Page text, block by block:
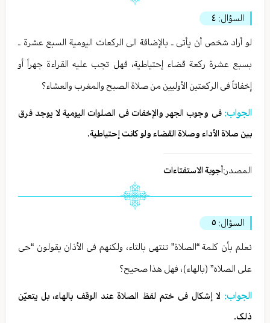
السؤال: ٤
لو أراد شخص أن یأتی ـ بالإضافة الی الرکعات الیومیة السبع عشرة ـ
بسبع عشرة رکعة قضاء إحتیاطیة، فهل تجب علیه القراءة جهراً أو
إخفاتاً فی الرکعتین الأولیین من صلاة الصبح والمغرب والعشاء؟
الجواب:فی وجوب الجهر والإخفات فی الصلوات الیومیة لا یوجد فرق
بین صلاة الأداء وصلاة القضاء ولو کانت إحتیاطیة.
المصدر:أجوبة الاستفتاءات
السؤال: ٥
نعلم بأن کلمة “الصلاة” تنتهی بالتاء، ولکنهم فی الأذان یقولون “حی
علی الصلاه” (بالهاء)، فهل هذا صحیح؟
الجواب: لا إشکال فی ختم لفظ الصلاة عند الوقف بالهاء، بل یتعیّن
ذلک.